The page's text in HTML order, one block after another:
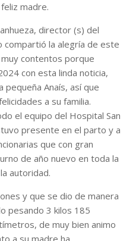
madre.
director (s) del
compartió la alegría de este
contentos porque
con esta linda noticia,
pequeña Anaís, así que
a su familia.
el equipo del Hospital San
presente en el parto y a
que con gran
de año nuevo en toda la
autoridad.
y que se dio de manera
pesando 3 kilos 185
de muy bien animo